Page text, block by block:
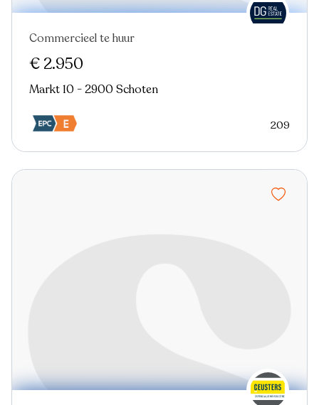
Commercieel te huur
€ 2.950
Markt 10 - 2900 Schoten
209